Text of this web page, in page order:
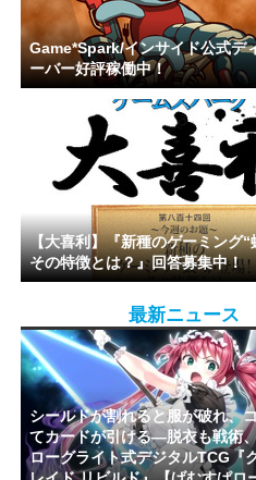
Game*Spark/インサイド公式デ
ーバー好評稼働中！
【大喜利】『新種のゲーミング“
その特徴とは？』回答募集中！
最新ニュース
シールドが割れると服が破れ、
てカードが引ける―脱衣も戦術
ローグライト式デジタルTCG『